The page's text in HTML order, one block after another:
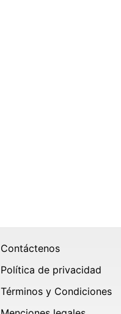
Contáctenos
Política de privacidad
Términos y Condiciones